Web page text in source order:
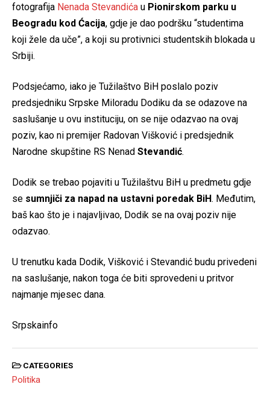
fotografija Nenada Stevandića u Pionirskom parku u
Beogradu kod Ćacija, gdje je dao podršku “studentima
koji žele da uče”, a koji su protivnici studentskih blokada u
Srbiji.
Podsjećamo, iako je Tužilaštvo BiH poslalo poziv
predsjedniku Srpske Miloradu Dodiku da se odazove na
saslušanje u ovu instituciju, on se nije odazvao na ovaj
poziv, kao ni premijer Radovan Višković i predsjednik
Narodne skupštine RS Nenad Stevandić.
Dodik se trebao pojaviti u Tužilaštvu BiH u predmetu gdje
se sumnjiči za napad na ustavni poredak BiH. Međutim,
baš kao što je i najavljivao, Dodik se na ovaj poziv nije
odazvao.
U trenutku kada Dodik, Višković i Stevandić budu privedeni
na saslušanje, nakon toga će biti sprovedeni u pritvor
najmanje mjesec dana.
Srpskainfo
CATEGORIES
Politika